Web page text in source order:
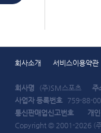
회사소개 서비스이용약관
회사명 (주)SM스포츠 주
사업자 등록번호
759-88-
통신판매업신고번호
개
Copyright © 2001-2026 (